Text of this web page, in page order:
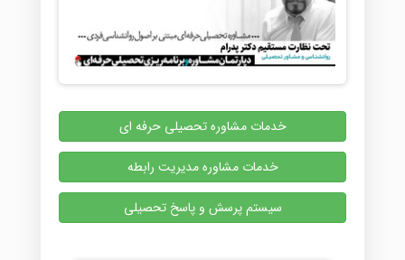
خدمات مشاوره تحصیلی حرفه ای
خدمات مشاوره مدیریت رابطه
سیستم پرسش و پاسخ تحصیلی